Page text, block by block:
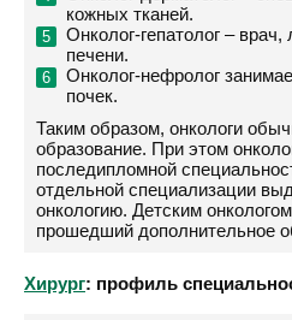
кожных тканей.
Онколог-гепатолог –
печени.
Онколог-нефролог
почек.
Таким образом, онкологи
образование. При этом
последипломной
отдельной специализации
онкологию. Детским
прошедший дополнительное
Хирург: профиль